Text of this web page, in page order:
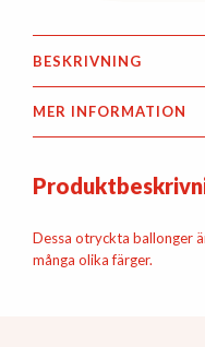
BESKRIVNING
MER INFORMATION
Dessa otryckta ballonger
många olika färger.